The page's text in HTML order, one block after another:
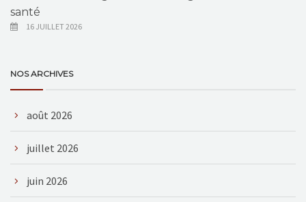
santé
16 JUILLET 2026
NOS ARCHIVES
août 2026
juillet 2026
juin 2026